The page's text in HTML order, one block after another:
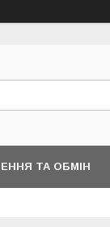
ТА ОБМІН